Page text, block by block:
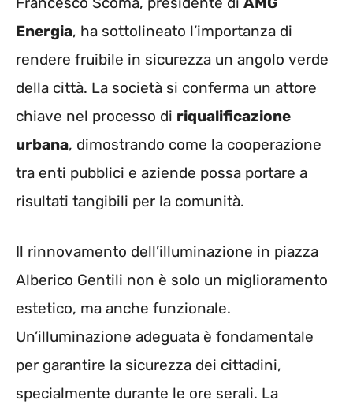
Energia, ha sottolineato l’importanza di
rendere fruibile in sicurezza un angolo verde
della città. La società si conferma un attore
chiave nel processo di riqualificazione
urbana, dimostrando come la cooperazione
tra enti pubblici e aziende possa portare a
risultati tangibili per la comunità.
Il rinnovamento dell’illuminazione in piazza
Alberico Gentili non è solo un miglioramento
estetico, ma anche funzionale.
Un’illuminazione adeguata è fondamentale
per garantire la sicurezza dei cittadini,
specialmente durante le ore serali. La